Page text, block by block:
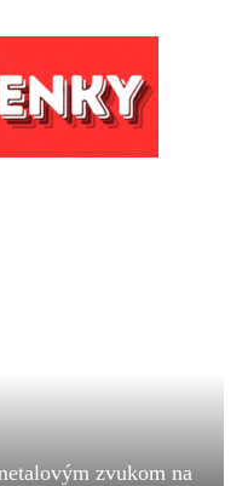
zvukom na